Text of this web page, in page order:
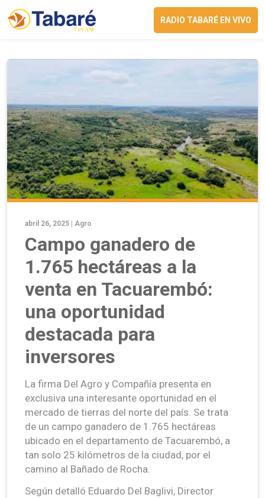
RADIO TABARÉ EN VIVO
abril 26, 2025 | Agro
Campo ganadero de
1.765 hectáreas a la
venta en Tacuarembó:
una oportunidad
destacada para
inversores
La firma Del Agro y Compañía presenta en
exclusiva una interesante oportunidad en el
mercado de tierras del norte del país. Se trata
de un campo ganadero de 1.765 hectáreas
ubicado en el departamento de Tacuarembó, a
tan solo 25 kilómetros de la ciudad, por el
camino al Bañado de Rocha.
Según detalló Eduardo Del Baglivi, Director